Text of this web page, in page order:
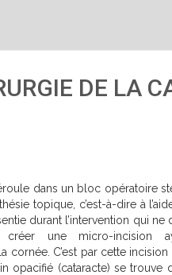
DE LA
dans un bloc opératoire
topique, c’est-à-dire à
durant l’intervention qui ne
une micro-incision
cornée. C’est par cette incision
opacifié (cataracte) se trouve